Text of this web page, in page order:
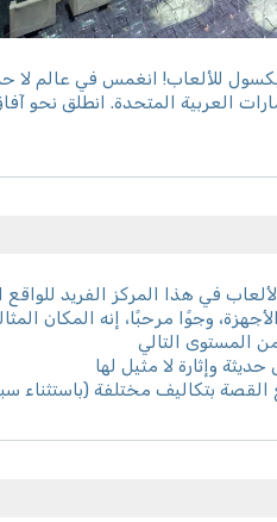
للألعاب! انغمس في عالم لا
العربية المتحدة. انطلق نحو
في هذا المركز الفريد للواقع
وجوًا مرحبًا، إنه المكان
المستوى التالي
وإثارة لا مثيل لها